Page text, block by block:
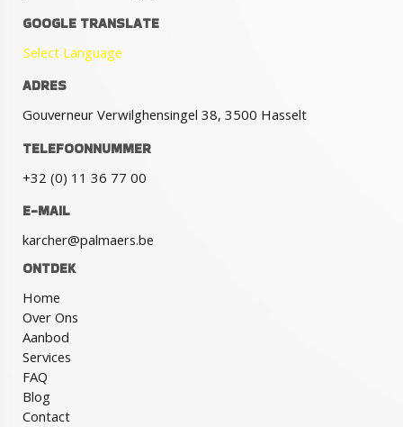
GOOGLE TRANSLATE
Select Language
ADRES
Gouverneur Verwilghensingel 38, 3500 Hasselt
TELEFOONNUMMER
+32 (0) 11 36 77 00
E-MAIL
karcher@palmaers.be
ONTDEK
Home
Over Ons
Aanbod
Services
FAQ
Blog
Contact